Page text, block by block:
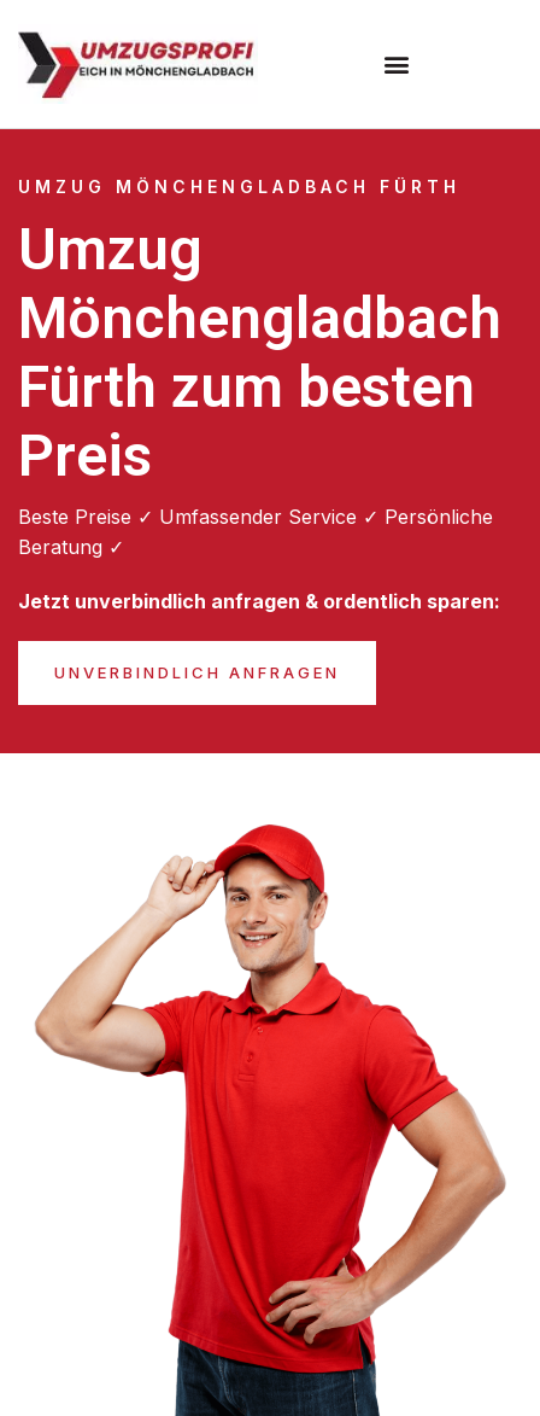
UMZUG MÖNCHENGLADBACH FÜRTH
Umzug
Mönchengladbach
Fürth zum besten
Preis
Beste Preise ✓ Umfassender Service ✓ Persönliche
Beratung ✓
Jetzt unverbindlich anfragen & ordentlich sparen:
UNVERBINDLICH ANFRAGEN